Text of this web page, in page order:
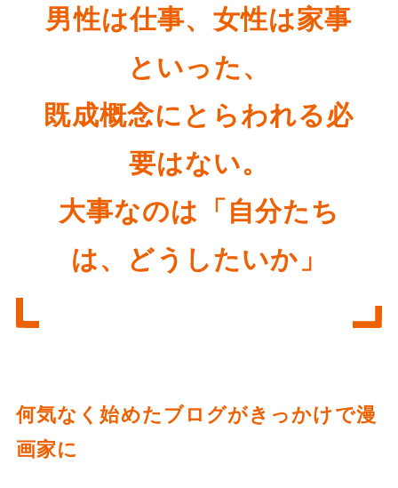
男性は仕事、女性は家事
といった、
既成概念にとらわれる必
要はない。
大事なのは「自分たち
は、どうしたいか」
何気なく始めたブログがきっかけで漫
画家に